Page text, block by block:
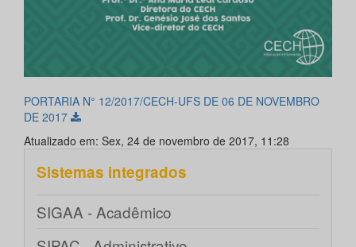
PORTARIA N° 12/2017/CECH-UFS DE 06 DE NOVEMBRO
DE 2017
Atualizado em: Sex, 24 de novembro de 2017, 11:28
Sistemas integrados
SIGAA - Acadêmico